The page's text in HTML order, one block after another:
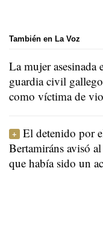
También en La Voz
La mujer asesinada
guardia civil
como víctima de
El detenido por
Bertamiráns avisó
que había sido un